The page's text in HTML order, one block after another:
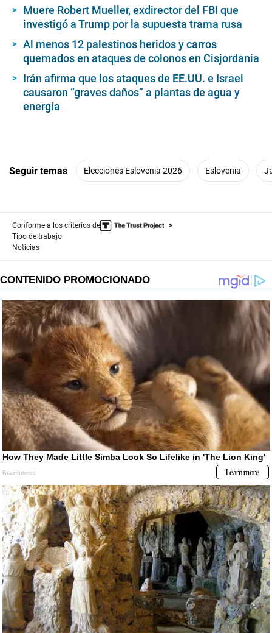
Muere Robert Mueller, exdirector del FBI que
investigó a Trump por la supuesta trama rusa
Al menos 12 palestinos heridos y carros
quemados en ataques de colonos en Cisjordania
Irán afirma que los ataques de EE.UU. e Israel
causaron “graves daños” a plantas de agua y
energía
Seguir temas Elecciones Eslovenia 2026 Eslovenia
Conforme a los criterios de
Tipo de trabajo:
Noticias